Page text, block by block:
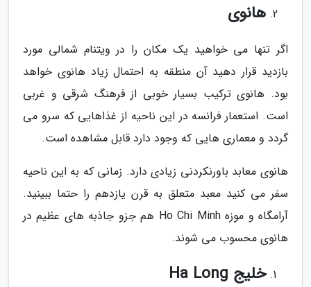
هانوی
اگر تنها می خواهید یک مکان را در ویتنام شمالی مورد
بازدید قرار دهید آن منطقه به احتمال زیاد هانوی خواهد
بود. هانوی ترکیب بسیار خوبی از فرهنگ شرقی و غربی
است. استعمار فرانسه در این ناحیه از غذاهایی که سرو می
گردد و معماری هایی که وجود دارد قابل مشاهده است.
هانوی معابد باورنکردنی زیادی دارد. زمانی که به این ناحیه
سفر می کنید معبد متعلق به قرن یازدهم را حتما ببینید.
آرامگاه و موزه Ho Chi Minh هم جزو جاذبه های عظیم در
هانوی محسوب می شوند.
خلیج Ha Long